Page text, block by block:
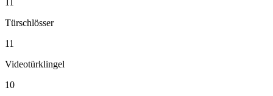
11
Türschlösser
11
Videotürklingel
10